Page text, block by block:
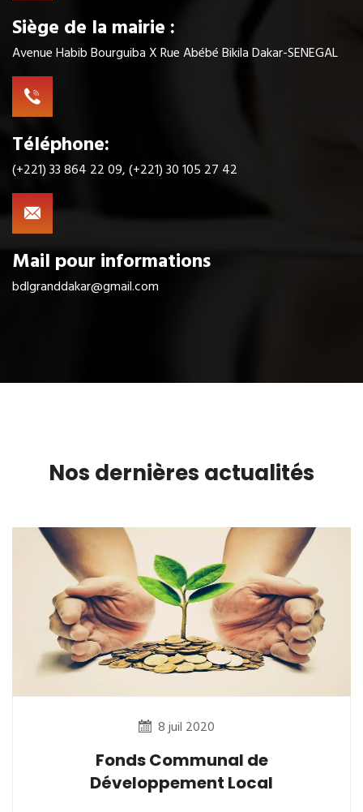
Siège de la mairie :
Avenue Habib Bourguiba X Rue Abébé Bikila Dakar-SENEGAL
Téléphone:
(+221) 33 864 22 09, (+221) 30 105 27 42
Mail pour informations
bdlgranddakar@gmail.com
Nos dernières actualités
8 juil 2020
Fonds Communal de
Développement Local